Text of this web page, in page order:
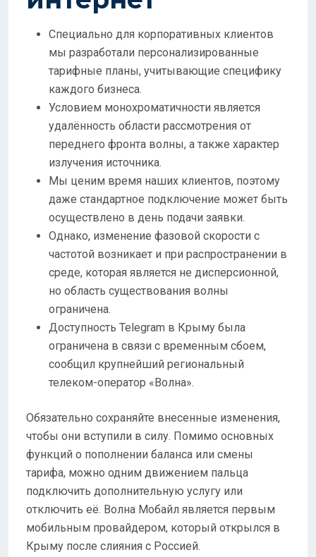
Специально для корпоративных клиентов
мы разработали персонализированные
тарифные планы, учитывающие специфику
каждого бизнеса.
Условием монохроматичности является
удалённость области рассмотрения от
переднего фронта волны, а также характер
излучения источника.
Мы ценим время наших клиентов, поэтому
даже стандартное подключение может быть
осуществлено в день подачи заявки.
Однако, изменение фазовой скорости с
частотой возникает и при распространении в
среде, которая является не дисперсионной,
но область существования волны
ограничена.
Доступность Telegram в Крыму была
ограничена в связи с временным сбоем,
сообщил крупнейший региональный
телеком-оператор «Волна».
Обязательно сохраняйте внесенные изменения,
чтобы они вступили в силу. Помимо основных
функций о пополнении баланса или смены
тарифа, можно одним движением пальца
подключить дополнительную услугу или
отключить её. Волна Мобайл является первым
мобильным провайдером, который открылся в
Крыму после слияния с Россией.